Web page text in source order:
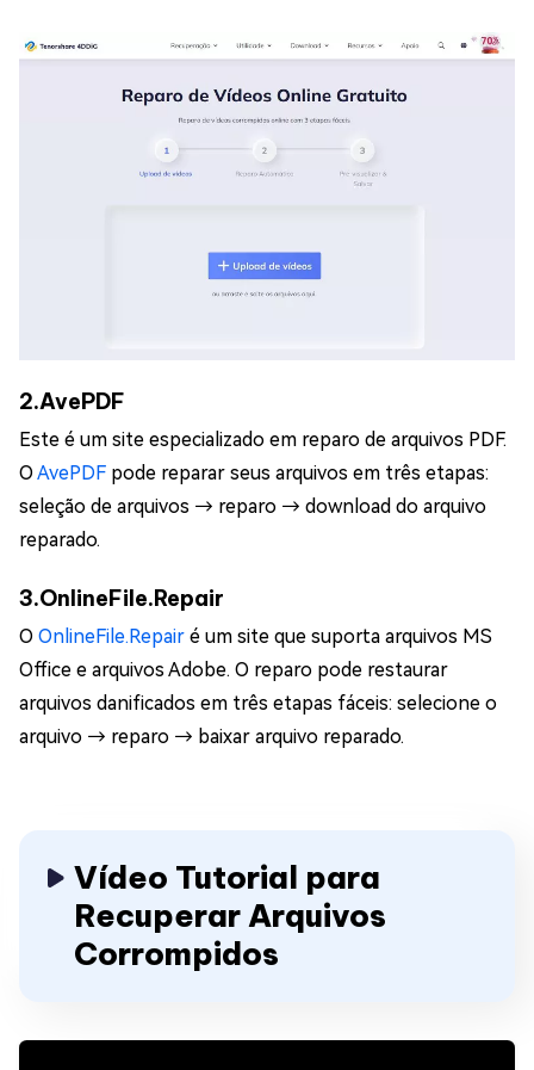
2.AvePDF
Este é um site especializado em reparo de arquivos PDF.
O AvePDF pode reparar seus arquivos em três etapas:
seleção de arquivos → reparo → download do arquivo
reparado.
3.OnlineFile.Repair
O OnlineFile.Repair é um site que suporta arquivos MS
Office e arquivos Adobe. O reparo pode restaurar
arquivos danificados em três etapas fáceis: selecione o
arquivo → reparo → baixar arquivo reparado.
Vídeo Tutorial para
Recuperar Arquivos
Corrompidos